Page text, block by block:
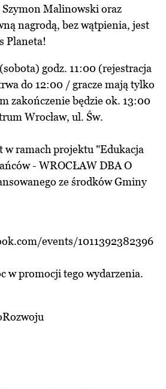
Malinowski oraz
nagrodą, bez wątpienia, jest
Planeta!
godz. 11:00 (rejestracja
do 12:00 / gracze mają tylko
zakończenie będzie ok. 13:00
Wrocław, ul. Św.
w ramach projektu "Edukacja
- WROCŁAW DBA O
ze środków Gminy
events/1011392382396
w promocji tego wydarzenia.